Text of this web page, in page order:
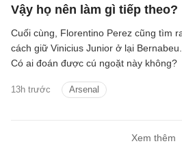
Vậy họ nên làm gì tiếp theo?
13h trước Arsenal
Cuối cùng, Florentino Perez cũng tìm
cách giữ Vinicius Junior ở lại Bernabeu.
Có ai đoán được cú ngoặt này không?
Xem thêm